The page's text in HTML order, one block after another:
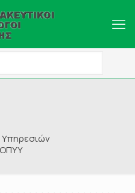
Υπηρεσιών